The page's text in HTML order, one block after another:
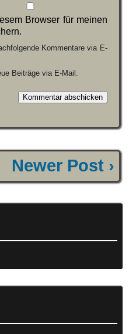
Browser für meinen
Kommentare via E-
Beiträge via E-Mail.
Newer Post ›